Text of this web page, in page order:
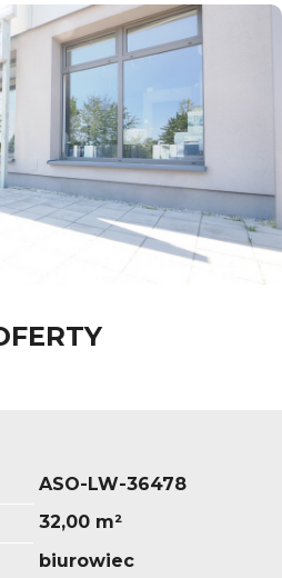
ASO-LW-36478
32,00 m²
biurowiec